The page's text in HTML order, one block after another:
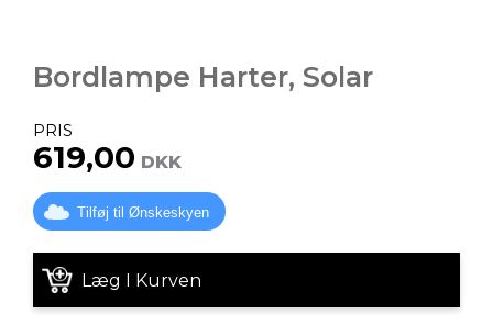
Bordlampe Harter, Solar
PRIS
619,00 DKK
Tilføj til Ønskeskyen
Læg I Kurven